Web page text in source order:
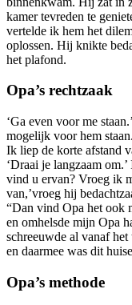
kamer tevreden te
vertelde ik hem het
oplossen. Hij knikte
het plafond.
Opa’s rechtzaak
‘Ga even voor me
mogelijk voor hem
Ik liep de korte afstand
‘Draai je langzaam
vind u ervan? Vroeg ik
van,’vroeg hij
“Dan vind Opa het ook
en omhelsde mijn Opa
schreeuwde al vanaf
en daarmee was dit
Opa’s methode